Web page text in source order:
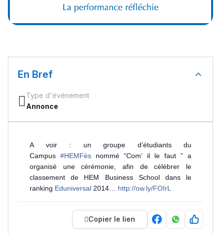
En Bref
Type d'événement
Annonce
A voir : un groupe d’étudiants du
Campus#HEMFès nommé “Com’ il le faut ” a
organisé une cérémonie, afin de célébrer le
classement de HEM Business School dans le
ranking Eduniversal 2014… http://ow.ly/FOIrL
Copier le lien